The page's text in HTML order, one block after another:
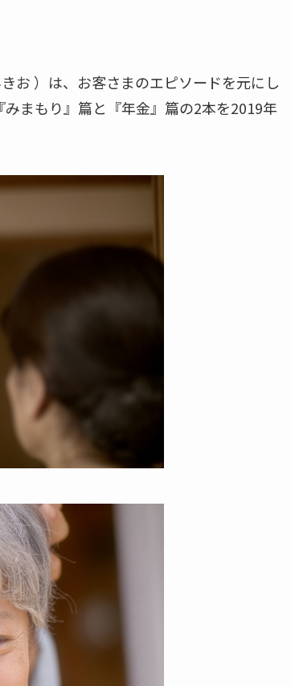
お ）は、お客さまのエピソードを元にし
まもり』篇と『年金』篇の2本を2019年